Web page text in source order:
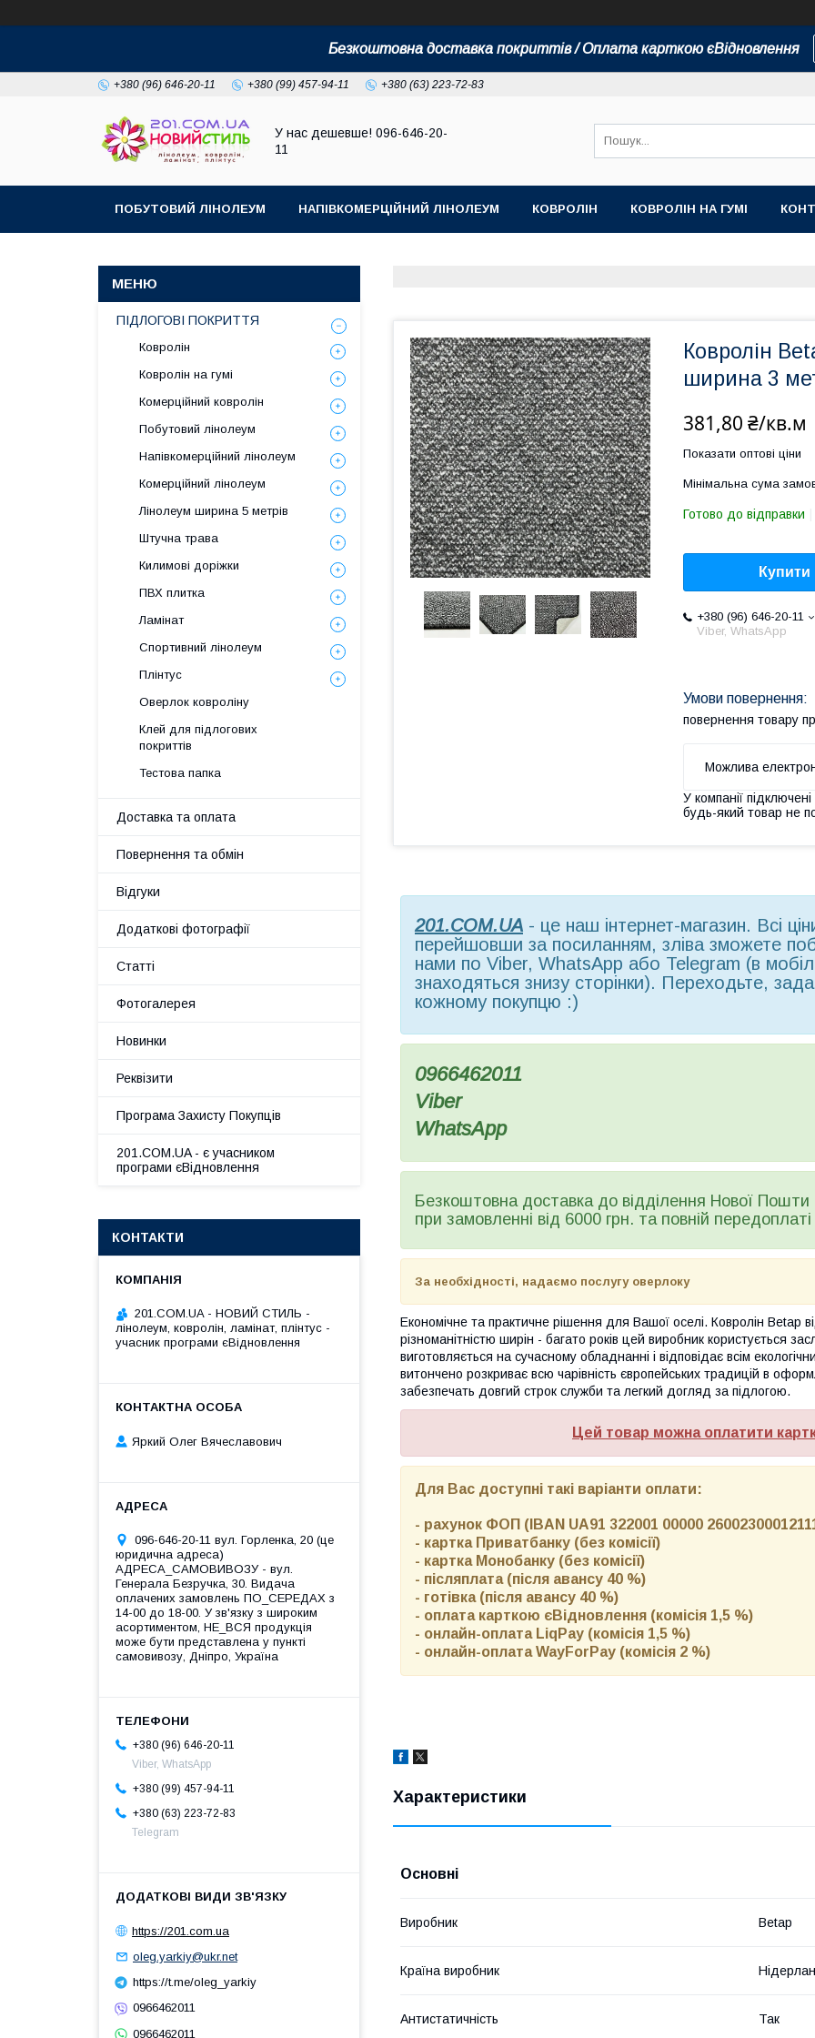
Безкоштовна доставка покриттів / Оплата карткою єВідновлення
+380 (96) 646-20-11 +380 (99) 457-94-11 +380 (63) 223-72-83
У нас дешевше! 096-646-20-
11
ПОБУТОВИЙ ЛІНОЛЕУМ НАПІВКОМЕРЦІЙНИЙ ЛІНОЛЕУМ КОВРОЛІН КОВРОЛІН НА ГУМІ
Ковролін
ширина 3
381,80 ₴/кв.м
Показати оптові ціни
Мінімальна сума
Готово до відправки
Купити
+380 (96) 646-20-11
Viber, WhatsApp
повернення товару
У компанії
будь-який товар не
201.COM.UA - це наш інтернет-магазин. Всі
перейшовши за посиланням, зліва зможете
нами по Viber, WhatsApp або Telegram (в
знаходяться знизу сторінки). Переходьте,
кожному покупцю :)
0966462011
Viber
WhatsApp
Безкоштовна доставка до відділення Нової Пошти
при замовленні від 6000 грн. та повній передоплаті
За необхідності, надаємо послугу оверлоку
Економічне та практичне рішення для Вашої оселі. Ковролін Betap
різноманітністю ширін - багато років цей виробник користується
виготовляється на сучасному обладнанні і відповідає всім
витончено розкриває всю чарівність європейських традицій в
забезпечать довгий строк служби та легкий догляд за підлогою.
Цей товар можна оплатити
Для Вас доступні такі варіанти оплати:
- рахунок ФОП (IBAN UA91 322001 00000
- картка Приватбанку (без комісії)
- картка Монобанку (без комісії)
- післяплата (після авансу 40 %)
- готівка (після авансу 40 %)
- оплата карткою єВідновлення (комісія 1,5 %)
- онлайн-оплата LiqPay (комісія 1,5 %)
- онлайн-оплата WayForPay (комісія 2 %)
Характеристики
Основні
Виробник Betap
Країна виробник
Антистатичність Так
ПІДЛОГОВІ ПОКРИТТЯ
Ковролін
Ковролін на гумі
Комерційний ковролін
Побутовий лінолеум
Напівкомерційний лінолеум
Комерційний лінолеум
Лінолеум ширина 5 метрів
Штучна трава
Килимові доріжки
ПВХ плитка
Ламінат
Спортивний лінолеум
Плінтус
Оверлок ковроліну
Клей для підлогових
покриттів
Тестова папка
Доставка та оплата
Повернення та обмін
Відгуки
Додаткові фотографії
Статті
Фотогалерея
Новинки
Реквізити
Програма Захисту Покупців
201.COM.UA - є учасником
програми єВідновлення
КОНТАКТИ
201.COM.UA - НОВИЙ СТИЛЬ -
лінолеум, ковролін, ламінат, плінтус -
учасник програми єВідновлення
Яркий Олег Вячеславович
096-646-20-11 вул. Горленка, 20 (це
юридична адреса)
АДРЕСА_САМОВИВОЗУ - вул.
Генерала Безручка, 30. Видача
оплачених замовлень ПО_СЕРЕДАХ з
14-00 до 18-00. У зв'язку з широким
асортиментом, НЕ_ВСЯ продукція
може бути представлена у пункті
самовивозу, Дніпро, Україна
+380 (96) 646-20-11
Viber, WhatsApp
+380 (99) 457-94-11
+380 (63) 223-72-83
Telegram
https://201.com.ua
oleg.yarkiy@ukr.net
https://t.me/oleg_yarkiy
0966462011
0966462011